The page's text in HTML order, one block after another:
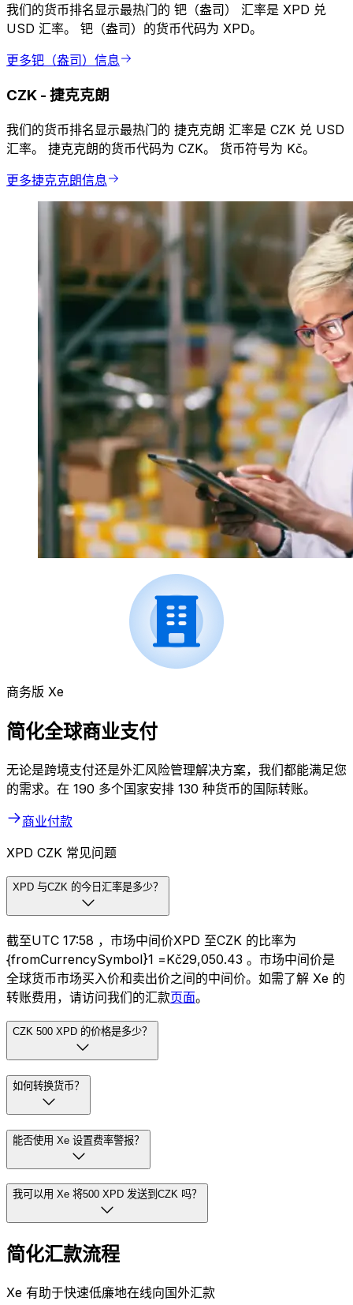
我们的货币排名显示最热门的 钯（盎司） 汇率是 XPD 兑
USD 汇率。 钯（盎司）的货币代码为 XPD。
更多钯（盎司）信息
CZK - 捷克克朗
我们的货币排名显示最热门的 捷克克朗 汇率是 CZK 兑 USD
汇率。 捷克克朗的货币代码为 CZK。 货币符号为 Kč。
更多捷克克朗信息
商务版 Xe
简化全球商业支付
无论是跨境支付还是外汇风险管理解决方案，我们都能满足您
的需求。在 190 多个国家安排 130 种货币的国际转账。
商业付款
XPD CZK 常见问题
XPD 与CZK 的今日汇率是多少？
截至UTC 17:58 ，市场中间价XPD 至CZK 的比率为
{fromCurrencySymbol}1 =Kč29,050.43 。市场中间价是
全球货币市场买入价和卖出价之间的中间价。如需了解 Xe 的
转账费用，请访问我们的汇款页面。
CZK 500 XPD 的价格是多少？
如何转换货币？
能否使用 Xe 设置费率警报？
我可以用 Xe 将500 XPD 发送到CZK 吗？
简化汇款流程
Xe 有助于快速低廉地在线向国外汇款